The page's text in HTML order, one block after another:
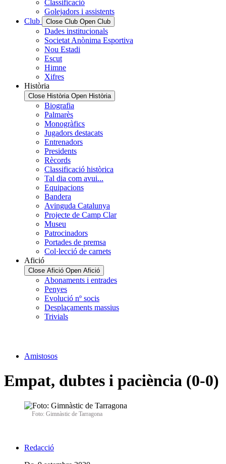
Classificació
Golejadors i assistents
Club
Close Club Open Club
Dades institucionals
Societat Anònima Esportiva
Nou Estadi
Escut
Himne
Xifres
Història
Close Història Open Història
Biografia
Palmarès
Monogràfics
Jugadors destacats
Entrenadors
Presidents
Rècords
Classificació històrica
Tal dia com avui...
Equipacions
Bandera
Avinguda Catalunya
Projecte de Camp Clar
Museu
Patrocinadors
Portades de premsa
Col·lecció de carnets
Afició
Close Afició Open Afició
Abonaments i entrades
Penyes
Evolució nº socis
Desplaçaments massius
Trivials
Amistosos
Empat, dubtes i paciència (0-0)
Foto: Gimnàstic de Tarragona
Redacció